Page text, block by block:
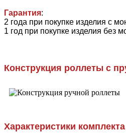
Гарантия:
2 года при покупке изделия с
1 год при покупке изделия без
Конструкция роллеты с
Характеристики комплекта